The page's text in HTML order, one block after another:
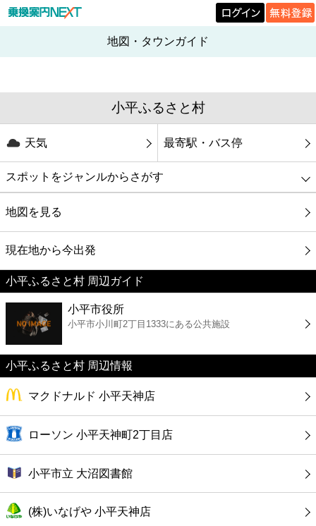
地図・タウンガイド
小平ふるさと村
天気 最寄駅・バス停
スポットをジャンルからさがす
グルメ
映画
美容
コンビニ
薬局
スーパー
エンタメ
レジャー
書店
地図を見る
現在地から今出発
小平ふるさと村 周辺ガイド
小平市役所
小平市小川町2丁目1333にある公共施設
小平ふるさと村 周辺情報
マクドナルド 小平天神店
ローソン 小平天神町2丁目店
小平市立 大沼図書館
(株)いなげや 小平天神店